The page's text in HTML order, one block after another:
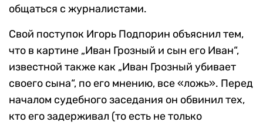
общаться с журналистами.
Свой поступок Игорь Подпорин объяснил тем,
что в картине „Иван Грозный и сын его Иван“,
известной также как „Иван Грозный убивает
своего сына“, по его мнению, все «ложь». Перед
началом судебного заседания он обвинил тех,
кто его задерживал (то есть не только